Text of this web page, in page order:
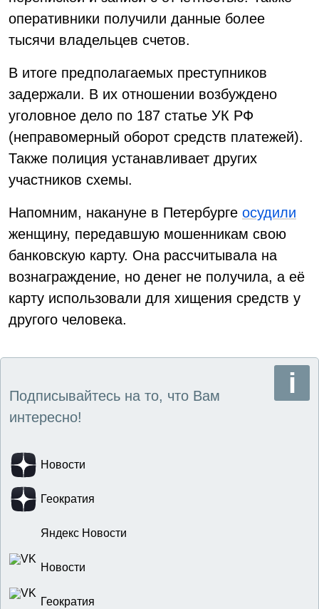
оперативники получили данные более
тысячи владельцев счетов.
В итоге предполагаемых преступников
задержали. В их отношении возбуждено
уголовное дело по 187 статье УК РФ
(неправомерный оборот средств платежей).
Также полиция устанавливает других
участников схемы.
Напомним, накануне в Петербурге осудили
женщину, передавшую мошенникам свою
банковскую карту. Она рассчитывала на
вознаграждение, но денег не получила, а её
карту использовали для хищения средств у
другого человека.
Подписывайтесь на то, что Вам
интересно!
Новости
Геократия
Яндекс Новости
Новости
Геократия